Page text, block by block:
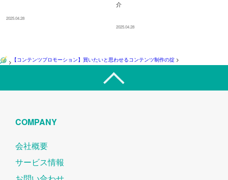
2025.04.28
介
2025.04.28
> 【コンテンツプロモーション】買いたいと思わせるコンテンツ制作の掟>
COMPANY
会社概要
サービス情報